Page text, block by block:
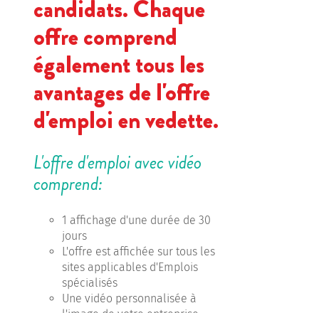
candidats. Chaque
offre comprend
également tous les
avantages de l'offre
d'emploi en vedette.
L'offre d'emploi avec vidéo
comprend:
1 affichage d'une durée de 30
jours
L'offre est affichée sur tous les
sites applicables d'Emplois
spécialisés
Une vidéo personnalisée à